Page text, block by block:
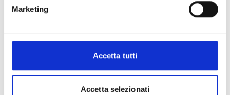
Marketing
Accetta tutti
Accetta selezionati
Pagina web per formulari e documenti
Si consiglia di consultare regolarmente il sito web
informazioni addizionali.